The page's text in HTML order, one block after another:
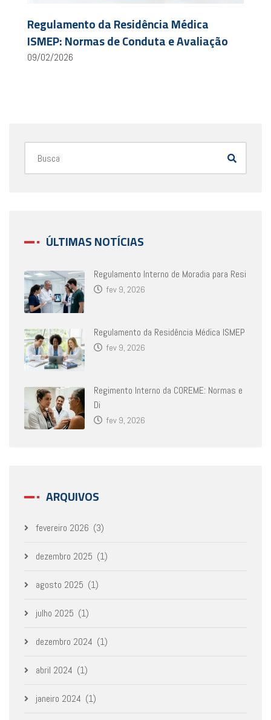
Regulamento da Residência Médica
ISMEP: Normas de Conduta e Avaliação
09/02/2026
ÚLTIMAS NOTÍCIAS
Regulamento Interno de Moradia para Resi
fev 9, 2026
Regulamento da Residência Médica ISMEP
fev 9, 2026
Regimento Interno da COREME: Normas e
Di
fev 9, 2026
ARQUIVOS
fevereiro 2026 (3)
dezembro 2025 (1)
agosto 2025 (1)
julho 2025 (1)
dezembro 2024 (1)
abril 2024 (1)
janeiro 2024 (1)